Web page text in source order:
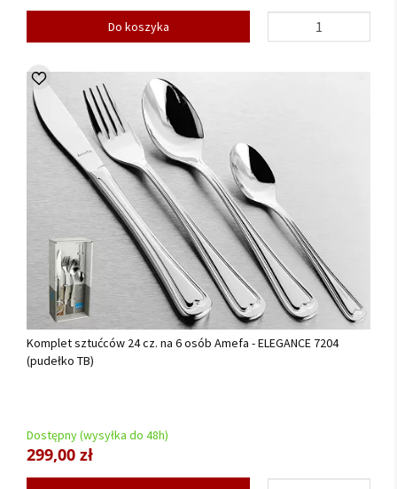
Do koszyka
Komplet sztućców 24 cz. na 6 osób Amefa - ELEGANCE 7204
(pudełko TB)
Dostępny (wysyłka do 48h)
299,00 zł